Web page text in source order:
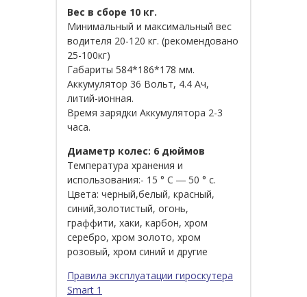
Вес в сборе 10 кг.
Минимальный и максимальный вес
водителя 20-120 кг. (рекомендовано
25-100кг)
Габариты 584*186*178 мм.
Аккумулятор 36 Вольт, 4.4 Ач,
литий-ионная.
Время зарядки Аккумулятора 2-3
часа.
Диаметр колес: 6 дюймов
Температура хранения и
использования:- 15 ° C ― 50 ° c.
Цвета: черный,белый, красный,
синий,золотистый, огонь,
граффити, хаки, карбон, хром
серебро, хром золото, хром
розовый, хром синий и другие
Правила эксплуатации гироскутера
Smart 1